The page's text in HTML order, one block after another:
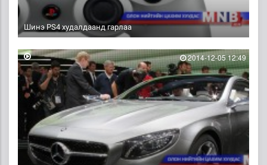
Шинэ PS4 худалдаанд гарлаа
2014-12-05 12:49